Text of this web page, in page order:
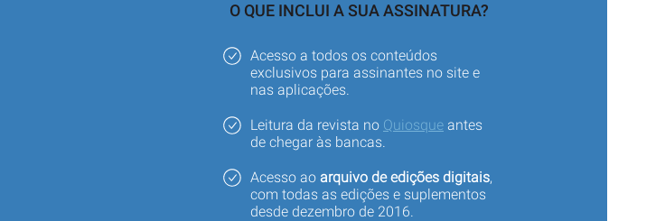
O QUE INCLUI A SUA ASSINATURA?
Acesso a todos os conteúdos
exclusivos para assinantes no site e
nas aplicações.
Leitura da revista no Quiosque antes
de chegar às bancas.
Acesso ao arquivo de edições digitais,
com todas as edições e suplementos
desde dezembro de 2016.